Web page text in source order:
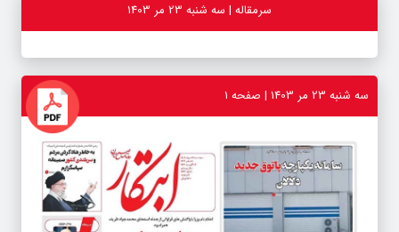
سرمقاله | سه شنبه 23 مر 1403
سه شنبه 23 مر 1403 | صفحه ۱